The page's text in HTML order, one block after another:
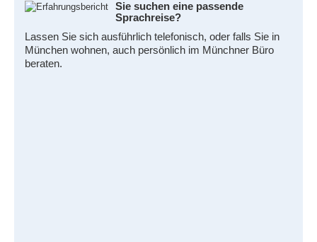
Sie suchen eine passende
Sprachreise?
Lassen Sie sich ausführlich telefonisch, oder falls Sie in
München wohnen, auch persönlich im Münchner Büro
beraten.